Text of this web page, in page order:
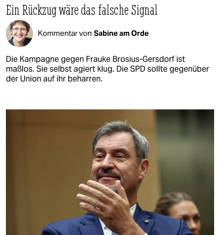
Ein Rückzug wäre das falsche Signal
Kommentar von Sabine am Orde
Die Kampagne gegen Frauke Brosius-Gersdorf ist
maßlos. Sie selbst agiert klug. Die SPD sollte gegenüber
der Union auf ihr beharren.